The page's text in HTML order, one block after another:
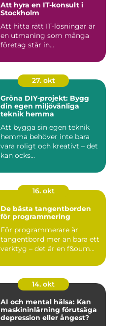
Att hyra en IT-konsult i
Stockholm
Att hitta rätt IT-lösningar är
en utmaning som många
företag står in...
27. okt
Gröna DIY-projekt: Bygg
din egen miljövänliga
teknik hemma
Att bygga sin egen teknik
hemma behöver inte bara
vara roligt och kreativt – det
kan ocks...
16. okt
De bästa tangentborden
för programmering
För programmerare är
tangentbord mer än bara ett
verktyg – det är en f&oum...
14. okt
AI och mental hälsa: Kan
maskininlärning förutsäga
depression eller ångest?